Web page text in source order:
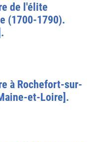
de l'élite
(1700-1790).
à Rochefort-sur-
et-Loire].